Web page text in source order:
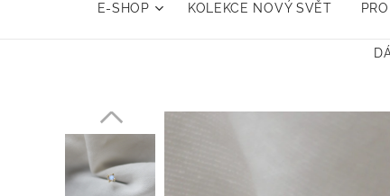
E-SHOP KOLEKCE NOVÝ SVĚT